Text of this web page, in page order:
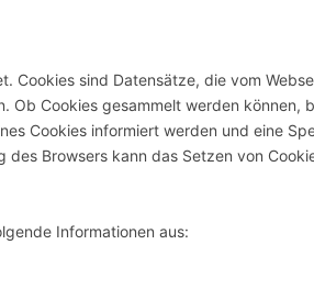
Cookies sind Datensätze, die vom
Cookies gesammelt werden können,
Cookies informiert werden und eine
Browsers kann das Setzen von
Informationen aus: